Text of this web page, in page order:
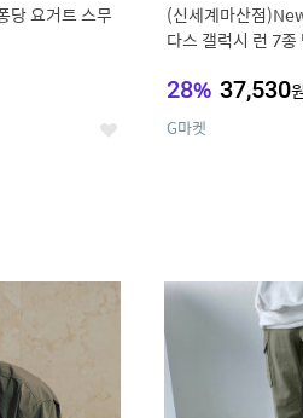
당 요거트 스무
좋
(신세계마산점
다스 갤럭시 런 7종
28% 37,530원
G마켓